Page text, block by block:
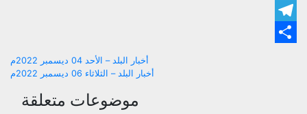
أخبار البلد – الأحد 04 ديسمبر 2022م
أخبار البلد – الثلاثاء 06 ديسمبر 2022م
موضوعات متعلقة